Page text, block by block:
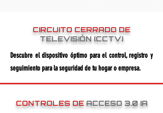
CIRCUITO CERRADO DE
TELEVISIÓN (CCTV)
Descubre el dispositivo óptimo para el control, registro y
seguimiento para la seguridad de tu hogar o empresa.
CONTROLES DE ACCESO 3.0 IA